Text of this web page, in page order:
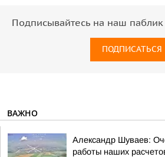
Подписывайтесь на наш
ПОДПИСАТЬСЯ
ВАЖНО
Александр Шуваев:
работы наших